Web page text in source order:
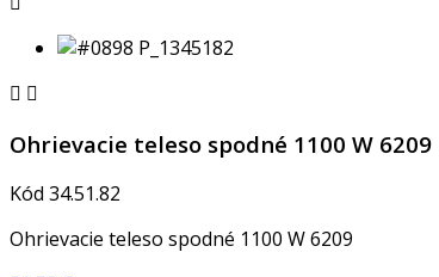
 
Ohrievacie teleso spodné 1100 W 6209
Kód 34.51.82
Ohrievacie teleso spodné 1100 W 6209